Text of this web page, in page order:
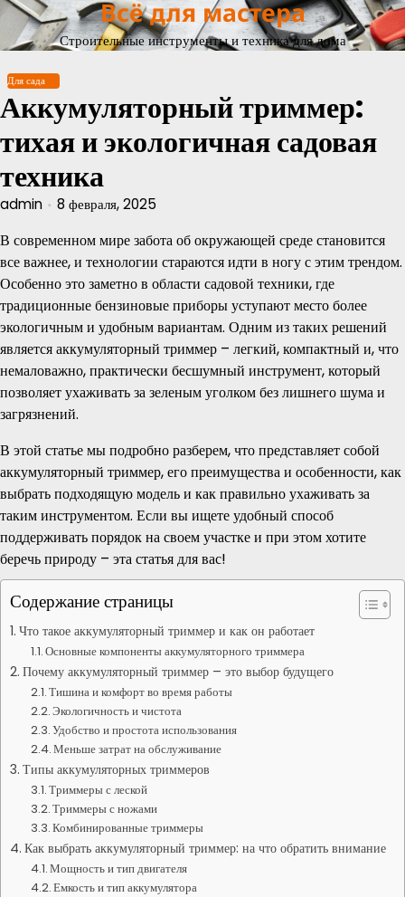
Перейти
содержимому
Всё для мастера
Строительные инструменты и техника для дома
Для сада
Аккумуляторный триммер:
тихая и экологичная садовая
техника
admin 8 февраля, 2025
В современном мире забота об окружающей среде становится
все важнее, и технологии стараются идти в ногу с этим трендом.
Особенно это заметно в области садовой техники, где
традиционные бензиновые приборы уступают место более
экологичным и удобным вариантам. Одним из таких решений
является аккумуляторный триммер – легкий, компактный и, что
немаловажно, практически бесшумный инструмент, который
позволяет ухаживать за зеленым уголком без лишнего шума и
загрязнений.
В этой статье мы подробно разберем, что представляет собой
аккумуляторный триммер, его преимущества и особенности, как
выбрать подходящую модель и как правильно ухаживать за
таким инструментом. Если вы ищете удобный способ
поддерживать порядок на своем участке и при этом хотите
беречь природу – эта статья для вас!
Содержание страницы
Что такое аккумуляторный триммер и как он работает
Основные компоненты аккумуляторного триммера
Почему аккумуляторный триммер – это выбор будущего
Тишина и комфорт во время работы
Экологичность и чистота
Удобство и простота использования
Меньше затрат на обслуживание
Типы аккумуляторных триммеров
Триммеры с леской
Триммеры с ножами
Комбинированные триммеры
Как выбрать аккумуляторный триммер: на что обратить внимание
Мощность и тип двигателя
Емкость и тип аккумулятора